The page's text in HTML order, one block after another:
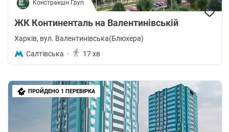
Констракшн Груп
ЖК Континенталь на Валентинівській
Харків, вул. Валентинівська(Блюхера)
Салтівська · 17 хв
ПРОЙДЕНО 1 ПЕРЕВІРКА